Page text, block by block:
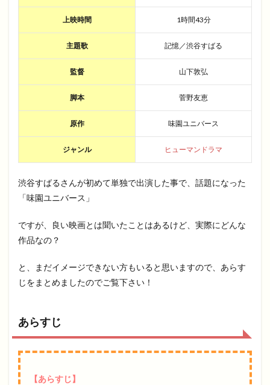
上映時間 1時間43分
主題歌 記憶／渋谷すばる
監督 山下敦弘
脚本 菅野友恵
原作 味園ユニバース
ジャンル ヒューマンドラマ
渋谷すばるさんが初めて単独で出演した事で、話題になった
「味園ユニバース」
ですが、良い映画とは聞いたことはあるけど、実際にどんな
作品なの？
と、まだイメージできない方もいると思いますので、あらす
じをまとめましたのでご覧下さい！
あらすじ
【あらすじ】